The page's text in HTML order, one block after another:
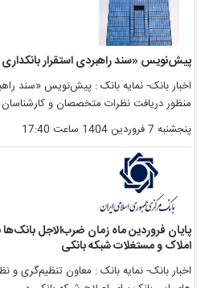
پیش‌نویس «سند راهبردی استقرار بانکداری
اخبار بانک- نمایه بانک : پیش‌نویس «سند
منظور دریافت نظرات متخصصان و
پنجشنبه 7 فروردین 1404 ساعت 17:40
پایان فروردین ماه زمان ضرب‌الاجل بانک‌ها
املاک و مستغلات شبکه بانکی
اخبار بانک- نمایه بانک : معاون تنظیم‌گری و